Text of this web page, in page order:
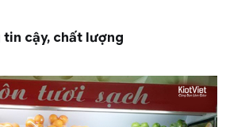
tin cậy, chất lượng